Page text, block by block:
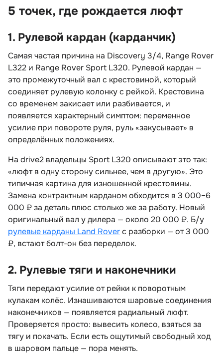
5 точек, где рождается люфт
1. Рулевой кардан (карданчик)
Самая частая причина на Discovery 3/4, Range Rover
L322 и Range Rover Sport L320. Рулевой кардан —
это промежуточный вал с крестовиной, который
соединяет рулевую колонку с рейкой. Крестовина
со временем закисает или разбивается, и
появляется характерный симптом: переменное
усилие при повороте руля, руль «закусывает»
определённых положениях.
На drive2 владельцы Sport L320 описывают это так:
«люфт в одну сторону сильнее, чем в другую». Это
типичная картина для изношенной крестовины.
Замена контрактным карданом обходится в 3 000–6
000 ₽ за деталь плюс столько же за работу. Новый
оригинальный вал у дилера — около 20 000 ₽. Б/у
рулевые карданы Land Roverс разборки — от 3 000
₽, встают болт-он без переделок.
2. Рулевые тяги и наконечники
Тяги передают усилие от рейки к поворотным
кулакам колёс. Изнашиваются шаровые соединения
наконечников — появляется радиальный люфт.
Проверяется просто: вывесить колесо, взяться за
тягу и покачать. Если есть ощутимый свободный ход
шаровом пальце — пора менять.